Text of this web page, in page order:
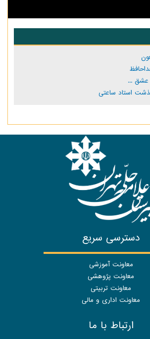
عشق ...
استاد ساعتی
دسترسی سریع
معاونت آموزشی
معاونت پژوهشی
معاونت تربیتی
معاونت اداری و مالی
ارتباط با ما